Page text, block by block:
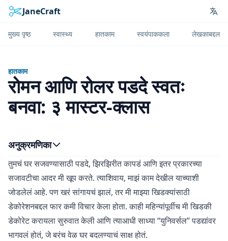
JaneCraft
मुख्य पृष्ठ स्वास्थ्य हातकाम स्वयंपाककला लेखकाबद्दल
हातकाम
रोमन आणि रोलर पडदे स्वतः
बनवा: ३ मास्टर-क्लास
तुमचं घर सजवण्यासाठी पडदे, झिरझिरीत कापडं आणि इतर प्रकारच्या
सजावटीचा आदर मी खूप करते. त्याशिवाय, माझं काम देखील याच्याशी
जोडलेलं आहे. पण खरं सांगायचं झालं, तर मी माझ्या खिडक्यांसाठी
डेकोरेशनबद्दल फार कमी विचार केला होता. काही महिन्यांपूर्वीच मी खिडकी
डेकोरेट करायला सुरुवात केली आणि त्याआधी साध्या “युनिवर्सल” पडद्यांवर
भागवलं होतं, जे बरंच वेळ घर बदलण्याचं साक्ष होतं.
अनुक्रमणिका